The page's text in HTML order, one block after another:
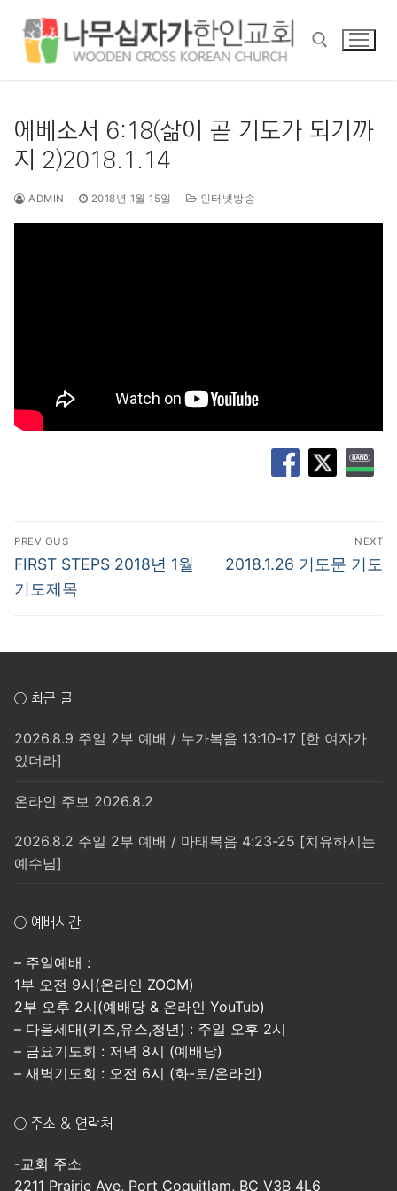
에베소서 6:18(삶이 곧 기도가 되기까
지 2)2018.1.14
ADMIN 2018년 1월 15일 인터넷방송
글
탐
색
PREVIOUS
Previous
post:
FIRST STEPS 2018년 1월
기도제목
NEXT
Next
2018.1.26 기도문 기도
○ 최근 글
2026.8.9 주일 2부 예배 / 누가복음 13:10-17 [한 여자가
있더라]
온라인 주보 2026.8.2
2026.8.2 주일 2부 예배 / 마태복음 4:23-25 [치유하시는
예수님]
○ 예배시간
– 주일예배 :
1부 오전 9시(온라인 ZOOM)
2부 오후 2시(예배당 & 온라인 YouTub)
– 다음세대(키즈,유스,청년) : 주일 오후 2시
– 금요기도회 : 저녁 8시 (예배당)
– 새벽기도회 : 오전 6시 (화-토/온라인)
○ 주소 & 연락처
-교회 주소
2211 Prairie Ave, Port Coquitlam, BC V3B 4L6